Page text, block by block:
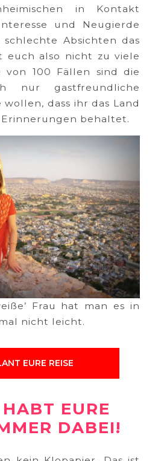
in Kontakt
und Neugierde
schlechte Absichten das
euch also nicht zu viele
von 100 Fällen sind die
nur gastfreundliche
wollen, dass ihr das Land
behaltet.
Frau hat man es in
nicht leicht.
EURE REISE
EURE
DABEI!